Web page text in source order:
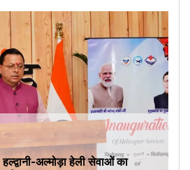
हल्द्वानी-अल्मोड़ा हेली सेवाओं का